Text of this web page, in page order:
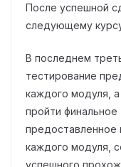
После успешной
следующему
В последнем
тестирование
каждого модуля,
пройти финальное
предоставленное
каждого модуля,
успешного